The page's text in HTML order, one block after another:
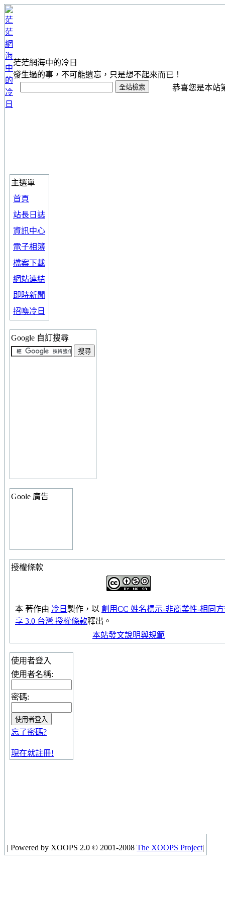
茫茫網海中的冷日
發生過的事，不可能遺忘，只是想不起來而已！
恭喜您是本站
主選單
首頁
站長日誌
資訊中心
電子相簿
檔案下載
網站連結
即時新聞
招喚冷日
Google 自訂搜尋
Goole 廣告
授權條款
本 著作由 冷日 製作，以 創用CC 姓名標示-非商業性-相同
享 3.0 台灣 授權條款釋出。
本站發文說明與規範
使用者登入
使用者名稱:
密碼:
忘了密碼?
現在就註冊!
| Powered by XOOPS 2.0 © 2001-2008 The XOOPS Project|